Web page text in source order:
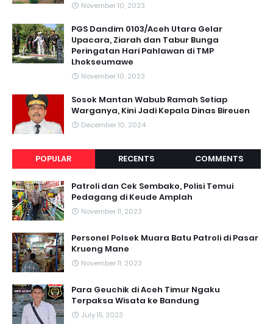
November 10, 2023
PGS Dandim 0103/Aceh Utara Gelar
Upacara, Ziarah dan Tabur Bunga
Peringatan Hari Pahlawan di TMP
Lhokseumawe
November 10, 2023
Sosok Mantan Wabub Ramah Setiap
Warganya, Kini Jadi Kepala Dinas Bireuen
December 10, 2024
POPULAR RECENTS COMMENTS
Patroli dan Cek Sembako, Polisi Temui
Pedagang di Keude Amplah
November 11, 2023
Personel Polsek Muara Batu Patroli di Pasar
Krueng Mane
November 11, 2023
Para Geuchik di Aceh Timur Ngaku
Terpaksa Wisata ke Bandung
July 15, 2023